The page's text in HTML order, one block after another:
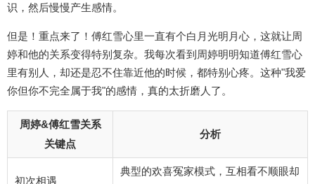
识，然后慢慢产生感情。
但是！重点来了！傅红雪心里一直有个白月光明月心，这就让周
婷和他的关系变得特别复杂。我每次看到周婷明明知道傅红雪心
里有别人，却还是忍不住靠近他的时候，都特别心疼。这种"我爱
你但你不完全属于我"的感情，真的太折磨人了。
周婷&傅红雪关系
关键点
分析
初次相遇
典型的欢喜冤家模式，互相看不顺眼却